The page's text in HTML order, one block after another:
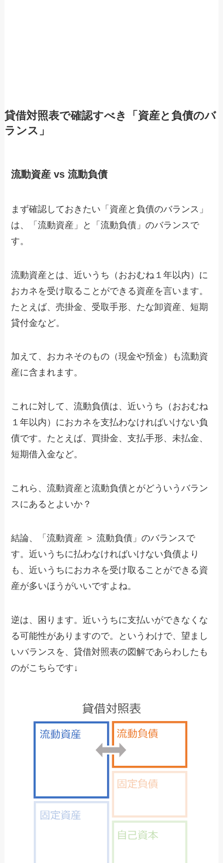
貸借対照表で確認すべき「資産と負債のバ
ランス」
流動資産 vs 流動負債
まず確認しておきたい「資産と負債のバランス」
は、「流動資産」と「流動負債」のバランスで
す。
流動資産とは、近いうち（おおむね１年以内）に
おカネを受け取ることができる資産を言います。
たとえば、売掛金、受取手形、たな卸資産、短期
貸付金など。
加えて、おカネそのもの（現金や預金）も流動資
産に含まれます。
これに対して、流動負債は、近いうち（おおむね
１年以内）におカネを支払わなければいけない負
債です。たとえば、買掛金、支払手形、未払金、
短期借入金など。
これら、流動資産と流動負債とがどういうバラン
スにあるとよいか？
結論、「流動資産 ＞ 流動負債」のバランスで
す。近いうちに払わなければいけない負債より
も、近いうちにおカネを受け取ることができる資
産が多いほうがいいですよね。
逆は、困ります。近いうちに支払いができなくな
る可能性がありますので。というわけで、望まし
いバランスを、貸借対照表の図解であらわしたも
のがこちらです↓